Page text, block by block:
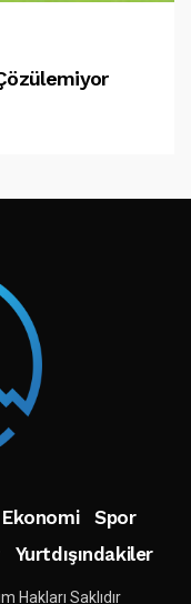
Ekonomi
Spor
Yurtdışındakiler
Hakları Saklıdır